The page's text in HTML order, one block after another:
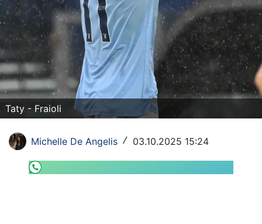
Contatti
Taty - Fraioli
Michelle De Angelis / 03.10.2025 15:24